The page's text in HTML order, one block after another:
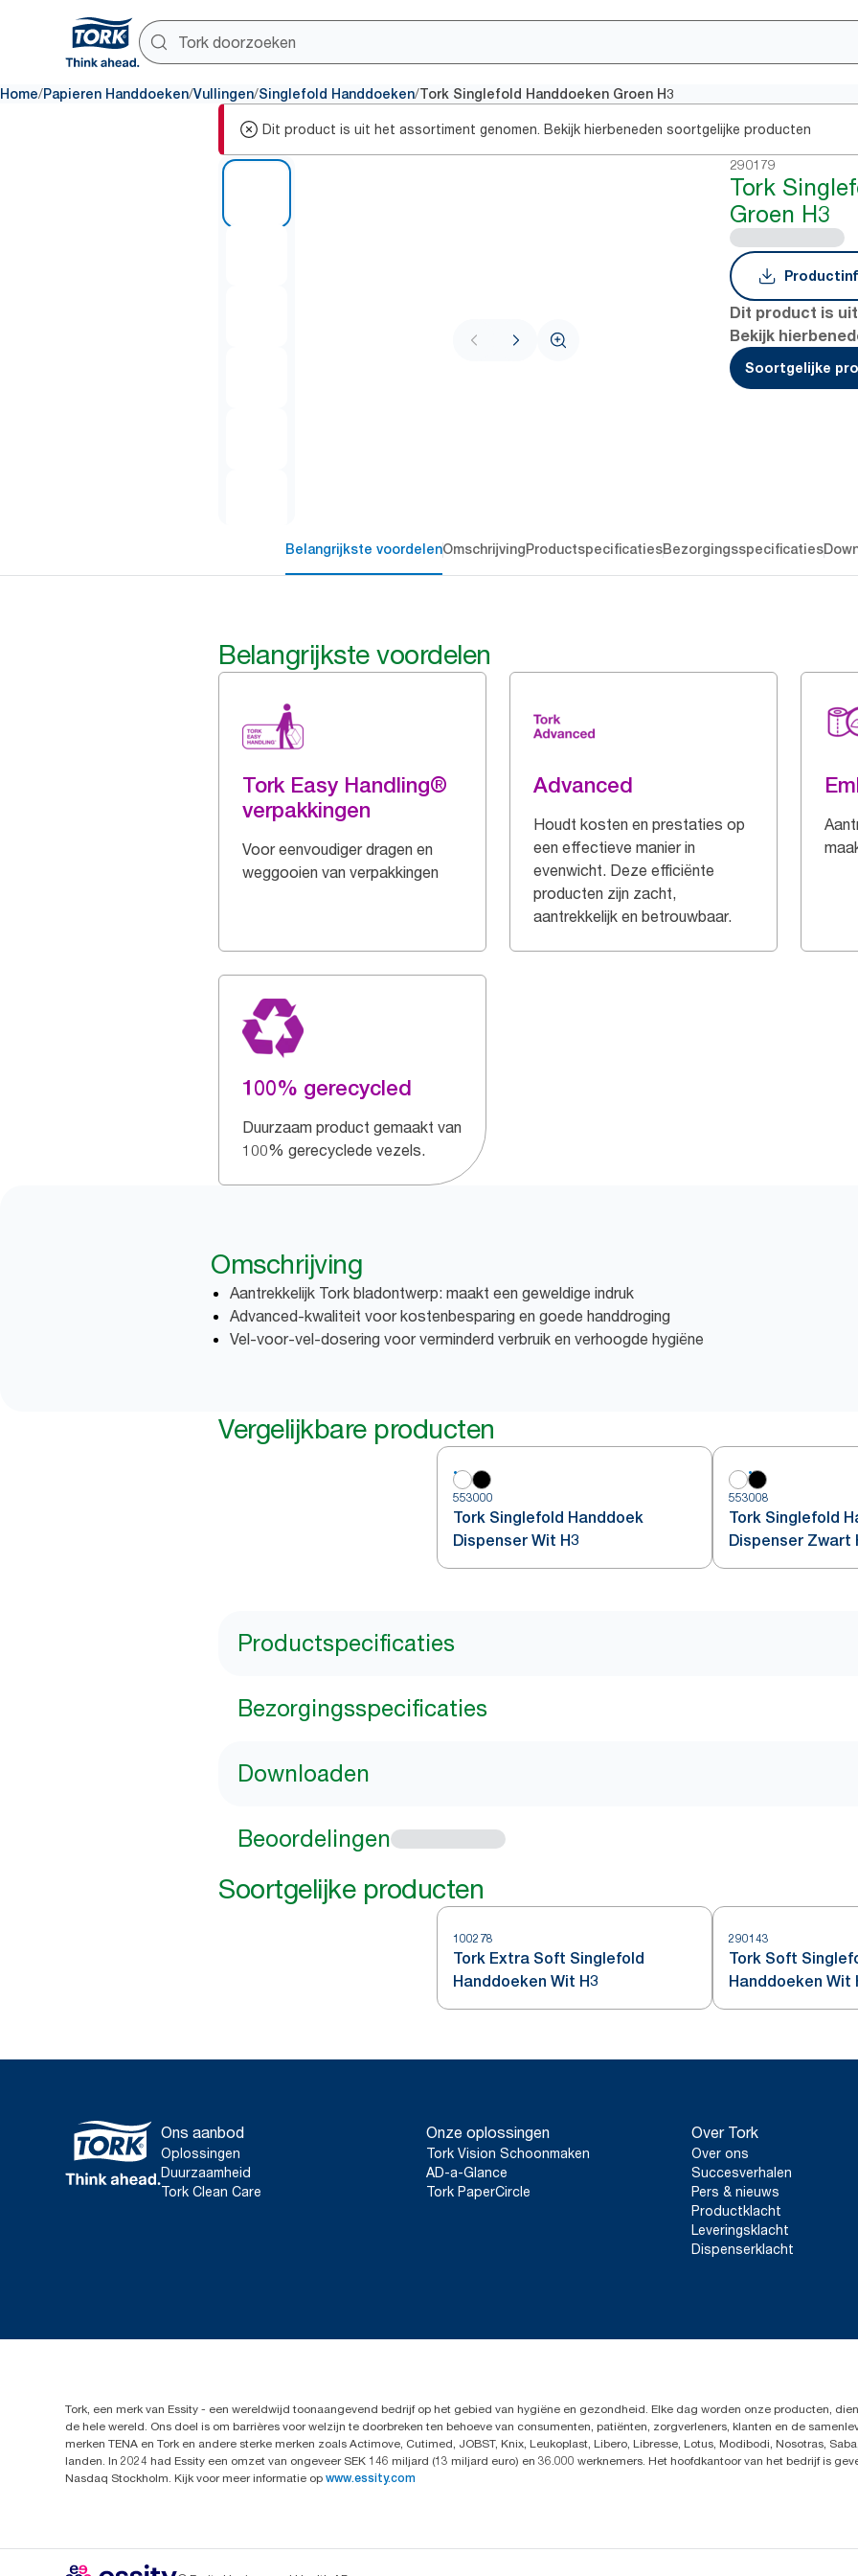
Home/Papieren Handdoeken/Vullingen/Singlefold Handdoeken/Tork Singlefold Handdoeken Groen H3
Dit product is uit het assortiment genomen. Bekijk hierbeneden soortgelijke producten
290179
Tork
Groen H3
Dit product is
Bekijk
Soortgelijke
Belangrijkste voordelenOmschrijvingProductspecificatiesBezorgingsspecificaties
Belangrijkste voordelen
Tork Easy Handling®
verpakkingen
Voor eenvoudiger dragen en
weggooien van verpakkingen
Advanced
Houdt kosten en prestaties op
een effectieve manier in
evenwicht. Deze efficiënte
producten zijn zacht,
aantrekkelijk en betrouwbaar.
100% gerecycled
Duurzaam product gemaakt van
100% gerecyclede vezels.
Omschrijving
Aantrekkelijk Tork bladontwerp: maakt een geweldige indruk
Advanced-kwaliteit voor kostenbesparing en goede handdroging
Vel-voor-vel-dosering voor verminderd verbruik en verhoogde hygiëne
Vergelijkbare producten
553000
Tork Singlefold Handdoek
Dispenser Wit H3
553008
Tork Singlefold
Dispenser Zwart
Productspecificaties
Bezorgingsspecificaties
Downloaden
Beoordelingen
Soortgelijke producten
100278
Tork Extra Soft Singlefold
Handdoeken Wit H3
290143
Tork Soft
Handdoeken Wit
Ons aanbod
Oplossingen
Duurzaamheid
Tork Clean Care
Onze oplossingen
Tork Vision Schoonmaken
AD-a-Glance
Tork PaperCircle
Over Tork
Over ons
Succesverhalen
Pers & nieuws
Productklacht
Leveringsklacht
Dispenserklacht
Tork, een merk van Essity - een wereldwijd toonaangevend bedrijf op het gebied van hygiëne en gezondheid. Elke dag worden onze producten,
de hele wereld. Ons doel is om barrières voor welzijn te doorbreken ten behoeve van consumenten, patiënten, zorgverleners, klanten en de
merken TENA en Tork en andere sterke merken zoals Actimove, Cutimed, JOBST, Knix, Leukoplast, Libero, Libresse, Lotus, Modibodi, Nosotras,
landen. In 2024 had Essity een omzet van ongeveer SEK 146 miljard (13 miljard euro) en 36.000 werknemers. Het hoofdkantoor van het bedrijf is
Nasdaq Stockholm. Kijk voor meer informatie op www.essity.com